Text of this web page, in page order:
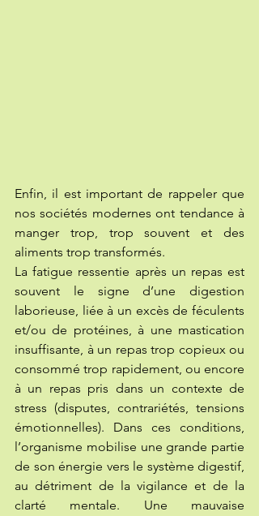
Enfin, il est important de rappeler que
nos sociétés modernes ont tendance à
manger trop, trop souvent et des
aliments trop transformés.
La fatigue ressentie après un repas est
souvent le signe d’une digestion
laborieuse, liée à un excès de féculents
et/ou de protéines, à une mastication
insuffisante, à un repas trop copieux ou
consommé trop rapidement, ou encore
à un repas pris dans un contexte de
stress (disputes, contrariétés, tensions
émotionnelles). Dans ces conditions,
l’organisme mobilise une grande partie
de son énergie vers le système digestif,
au détriment de la vigilance et de la
clarté mentale. Une mauvaise